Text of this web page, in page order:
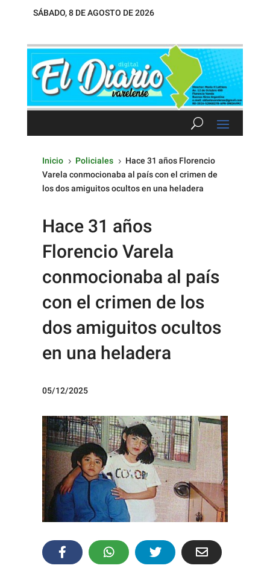
SÁBADO, 8 DE AGOSTO DE 2026
Inicio 5 Policiales 5 Hace 31 años Florencio
Varela conmocionaba al país con el crimen de
los dos amiguitos ocultos en una heladera
Hace 31 años
Florencio Varela
conmocionaba al país
con el crimen de los
dos amiguitos ocultos
en una heladera
05/12/2025